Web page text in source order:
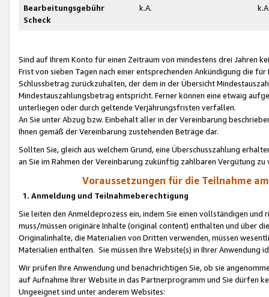
Bearbeitungsgebühr
Scheck
k.A.
Sind auf Ihrem Konto für einen Zeitraum von mindestens drei Jahren
Frist von sieben Tagen nach einer entsprechenden Ankündigung die
Schlussbetrag zurückzuhalten, der dem in der Übersicht
Mindestauszahlungsbetrag entspricht. Ferner können eine etwaig
unterliegen oder durch geltende Verjährungsfristen verfallen.
An Sie unter Abzug bzw. Einbehalt aller in der Vereinbarung
Ihnen gemäß der Vereinbarung zustehenden Beträge dar.
Sollten Sie, gleich aus welchem Grund, eine Überschusszahlung
an Sie im Rahmen der Vereinbarung zukünftig zahlbaren Vergütung zu
Voraussetzungen für die Teilnahme
1. Anmeldung und Teilnahmeberechtigung
Sie leiten den Anmeldeprozess ein, indem Sie einen vollständigen
muss/müssen originäre Inhalte (original content) enthalten und über
Originalinhalte, die Materialien von Dritten verwenden, müssen
Materialien enthalten. Sie müssen Ihre Website(s) in Ihrer Anwendung
Wir prüfen Ihre Anwendung und benachrichtigen Sie, ob sie
auf Aufnahme Ihrer Website in das Partnerprogramm und Sie dürfen
Ungeeignet sind unter anderem Websites: